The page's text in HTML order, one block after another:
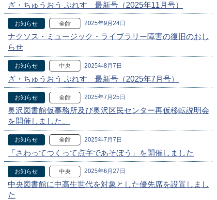
ざ・ちゅうおう ぷれす 最新号（2025年11月号）
お知らせ 全館 2025年9月24日
ナクソス・ミュージック・ライブラリー障害の復旧のおし
らせ
お知らせ 中央 2025年8月7日
ざ・ちゅうおう ぷれす 最新号（2025年7月号）
お知らせ 全館 2025年7月25日
奥沢図書館仮事務所及び奥沢区民センター再仮移転説明会
を開催しました。
お知らせ 全館 2025年7月7日
「さわってつくって点字であそぼう」を開催しました
お知らせ 中央 2025年6月27日
中央図書館に中高生世代を対象とした優先席を設置しまし
た